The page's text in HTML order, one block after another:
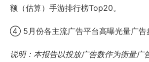
额（估算）手游排行榜Top20。
④ 5月份各主流广告平台高曝光量广告
说明：本报告以投放广告数作为衡量广